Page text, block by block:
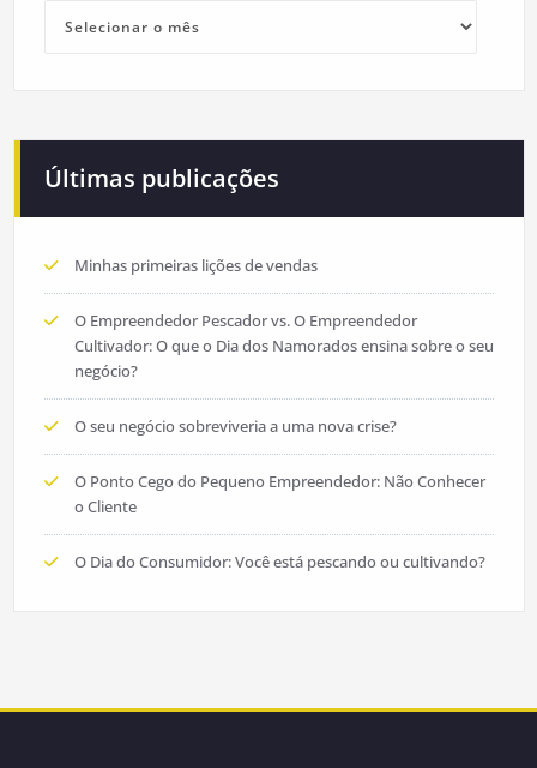
Últimas publicações
Minhas primeiras lições de vendas
O Empreendedor Pescador vs. O Empreendedor
Cultivador: O que o Dia dos Namorados ensina sobre o seu
negócio?
O seu negócio sobreviveria a uma nova crise?
O Ponto Cego do Pequeno Empreendedor: Não Conhecer
o Cliente
O Dia do Consumidor: Você está pescando ou cultivando?